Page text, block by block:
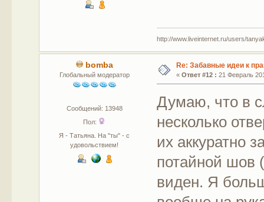
http://www.liveinternet.ru/users/
bomba
Глобальный модератор
Сообщений: 13948
Пол:
Я - Татьяна. На "ты" - с
удовольствием!
Re: Забавные идеи к
« Ответ #12 : 21 Февраль
Думаю, что в
несколько
их аккуратно
потайной шов
виден. Я